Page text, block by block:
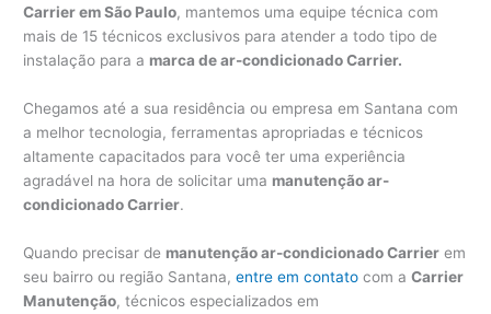
Carrier em São Paulo, mantemos uma equipe técnica com
mais de 15 técnicos exclusivos para atender a todo tipo de
instalação para a marca de ar-condicionado Carrier.
Chegamos até a sua residência ou empresa em Santana com
a melhor tecnologia, ferramentas apropriadas e técnicos
altamente capacitados para você ter uma experiência
agradável na hora de solicitar uma manutenção ar-
condicionado Carrier.
Quando precisar de manutenção ar-condicionado Carrier em
seu bairro ou região Santana,entre em contato com aCarrier
Manutenção, técnicos especializados em